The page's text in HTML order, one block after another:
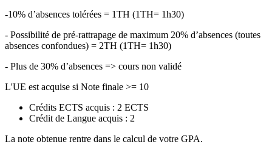
-10% d’absences tolérées = 1TH (1TH= 1h30)
- Possibilité de pré-rattrapage de maximum 20% d’absences (toutes
absences confondues) = 2TH (1TH= 1h30)
- Plus de 30% d’absences => cours non validé
L'UE est acquise si Note finale >= 10
Crédits ECTS acquis : 2 ECTS
Crédit de Langue acquis : 2
La note obtenue rentre dans le calcul de votre GPA.